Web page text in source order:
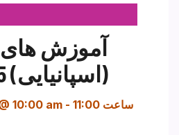
آموزش
SCDD 2025 (اسپانیایی)
10:00 am - ساعت 11:00